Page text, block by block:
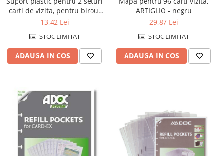
carti de vizita, pentru birou,
KEJEA - transparent
13,42 Lei
STOC LIMITAT
ADAUGA IN COS
ARTIGLIO - negru
29,87 Lei
STOC LIMITAT
ADAUGA IN COS